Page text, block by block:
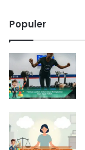
Populer